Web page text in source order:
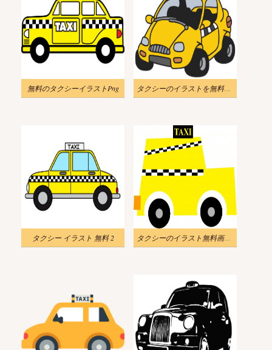
無料のタクシーイラストPng タクシーのイラストを無料でダウンロード
タクシー イラスト 無料 2 タクシーのイラスト無料画像 3